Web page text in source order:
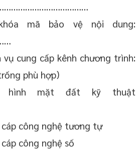
mã bảo vệ nội dung:
vụ cung cấp kênh chương trình:
phù hợp)
hình mặt đất kỹ thuật
công nghệ tương tự
công nghệ số